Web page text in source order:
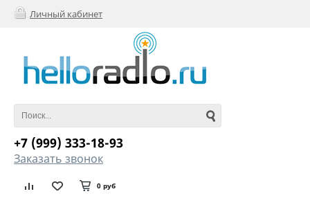
Личный кабинет
+7 (999) 333-18-93
Заказать звонок
0 руб